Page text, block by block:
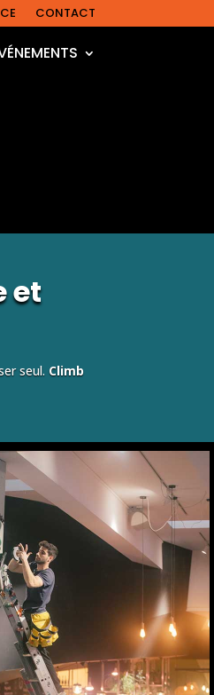
CONTACT
et
seul. Climb
choisir
With Us ?